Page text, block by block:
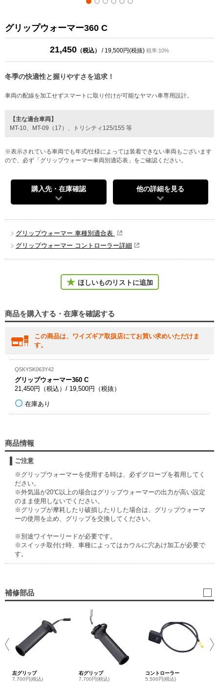
グリップウォーマー360 C
21,450 （税込） / 19,500円(税抜) 税率:10%
冬季の快適性と握りやすさを追求！
車両の配線を加工せずスマートに取り付けが可能なヤマハ車専用設計。
【主な適合車両】
MT-10、MT-09（17）、トリシティ125/155 等
※表示されている車両でも年式/仕様によっては装着できない車両もございます
ので、必ず「グリップウォーマー車両別適応表」をご確認ください。
購入先・在庫確認 他の詳細を見る
グリップウォーマー 車種別適合表
グリップウォーマー コントローラー詳細
ほしいものリストに追加
商品を購入する・在庫を確認する
この商品は、ワイズギア取扱店にてお買い求めいただけま
す。
Q5KYSK063Y42
グリップウォーマー360 C
21,450円（税込）/ 19,500円（税抜）
在庫あり
商品情報
ご注意
※グリップウォーマーを使用する時は、必ずグローブを着用してく
ださい。
※外気温が20℃以上の場合はグリップウォーマーの出力が高い設定
のまま使用しないでください。
※グリップが摩耗したり破損したりした場合は、グリップウォーマ
ーの使用を止め、グリップを交換してください。
※別途ワイヤーリードが必要です。
※スイッチ取付け時、車種によってはカウルに穴あけ加工が必要で
す。
補修部品
左グリップ
7,700円(税込)
右グリップ
7,700円(税込)
コントローラー
5,500円(税込)